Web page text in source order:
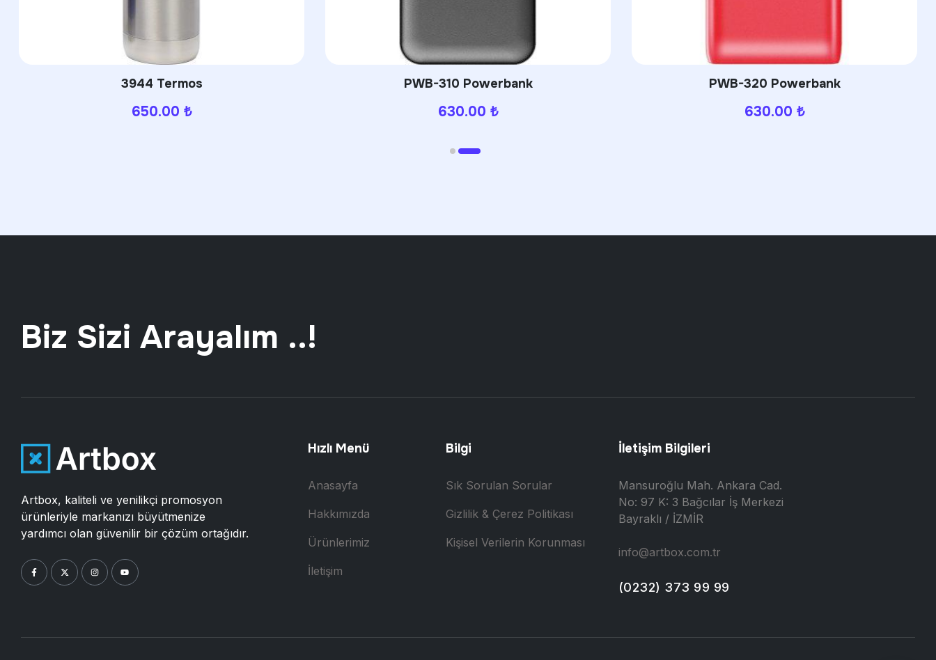
3944 Termos
650.00 ₺
PWB-310 Powerbank
630.00 ₺
PWB-320 Powerbank
630.00 ₺
Biz Sizi Arayalım ..!
Artbox, kaliteli ve yenilikçi promosyon
ürünleriyle markanızı büyütmenize
yardımcı olan güvenilir bir çözüm ortağıdır.
Hızlı Menü
Anasayfa
Hakkımızda
Ürünlerimiz
İletişim
Bilgi
Sık Sorulan Sorular
Gizlilik & Çerez Politikası
Kişisel Verilerin Korunması
İletişim Bilgileri
Mansuroğlu Mah. Ankara Cad.
No: 97 K: 3 Bağcılar İş Merkezi
Bayraklı / İZMİR
info@artbox.com.tr
(0232) 373 99 99